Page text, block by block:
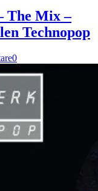
The Mix –
Technopop
0